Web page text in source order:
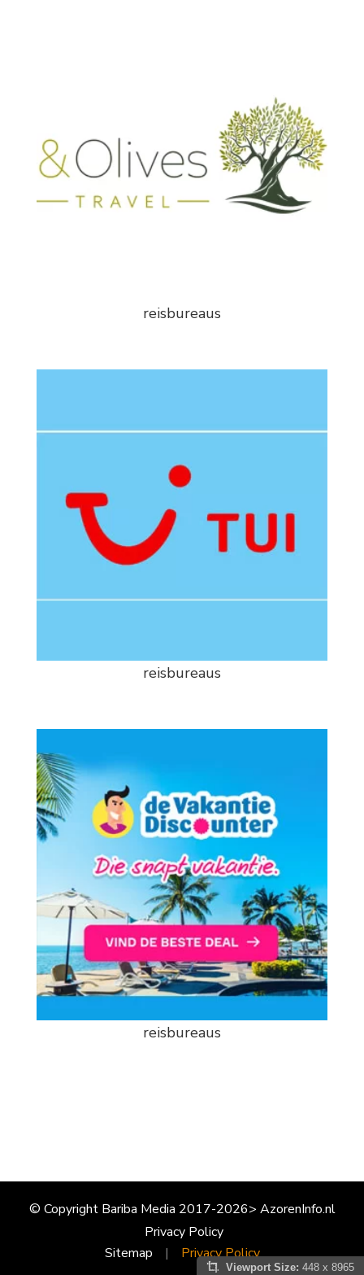
reisbureaus
reisbureaus
reisbureaus
© Copyright Bariba Media 2017-2026> AzorenInfo.nl
Privacy Policy
Sitemap
Privacy Policy
Viewport Size: 448 x 8965